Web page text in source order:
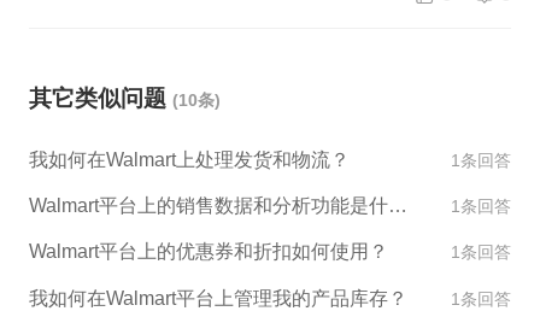
展示产品特点、功能和外观。 3. 提供竞争力的价格：
较注重价格。因此，建议在确定价格时，要考虑到竞
争对手的价格，并提供具有竞争力的价格。 4. 学习和
手段，如捆绑销售、交叉销售、购物券等，这些手段
能够提高销售收入。在使用这些推广手段时，需要仔
其它类似问题 (10条)
我如何在Walmart上处理发货和物流？ 1条回答
Walmart平台上的销售数据和分析功能是什么？ 1条回答
Walmart平台上的优惠券和折扣如何使用？ 1条回答
我如何在Walmart平台上管理我的产品库存？ 1条回答